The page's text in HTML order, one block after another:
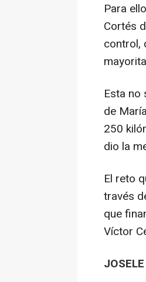
Para
Cortés
control,
Esta no
de
250
dio la
El reto
través
que
Víctor